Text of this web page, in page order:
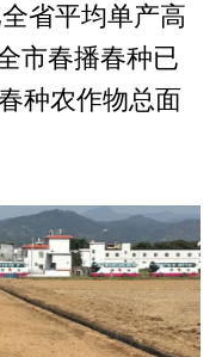
省平均单产高
市春播春种已
种农作物总面